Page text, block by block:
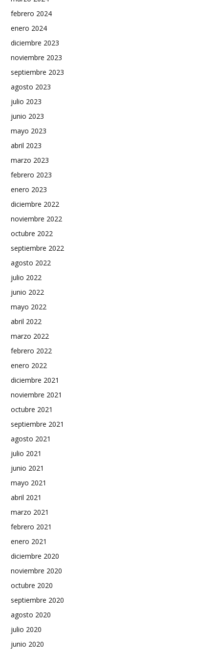
febrero 2024
enero 2024
diciembre 2023
noviembre 2023
septiembre 2023
agosto 2023
julio 2023
junio 2023
mayo 2023
abril 2023
marzo 2023
febrero 2023
enero 2023
diciembre 2022
noviembre 2022
octubre 2022
septiembre 2022
agosto 2022
julio 2022
junio 2022
mayo 2022
abril 2022
marzo 2022
febrero 2022
enero 2022
diciembre 2021
noviembre 2021
octubre 2021
septiembre 2021
agosto 2021
julio 2021
junio 2021
mayo 2021
abril 2021
marzo 2021
febrero 2021
enero 2021
diciembre 2020
noviembre 2020
octubre 2020
septiembre 2020
agosto 2020
julio 2020
junio 2020